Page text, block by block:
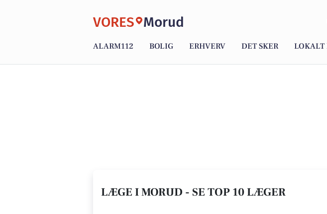
VORES Morud
ALARM112 BOLIG ERHVERV DET SKER LOKALT
LÆGE I MORUD - SE TOP 10 LÆGER